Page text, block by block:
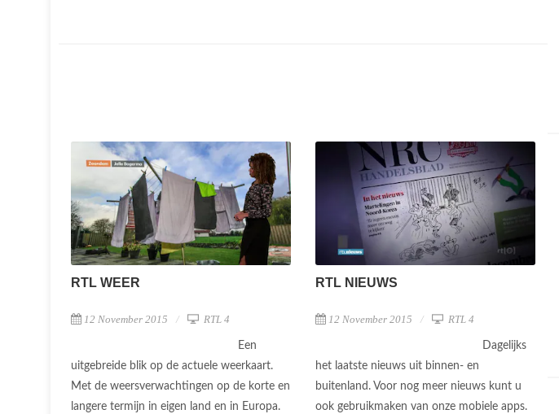
RTL WEER
12 November 2015 RTL 4
Een
uitgebreide blik op de actuele weerkaart.
Met de weersverwachtingen op de korte en
langere termijn in eigen land en in Europa.
RTL NIEUWS
12 November 2015 RTL 4
Dagelijks
het laatste nieuws uit binnen- en
buitenland. Voor nog meer nieuws kunt u
ook gebruikmaken van onze mobiele apps.